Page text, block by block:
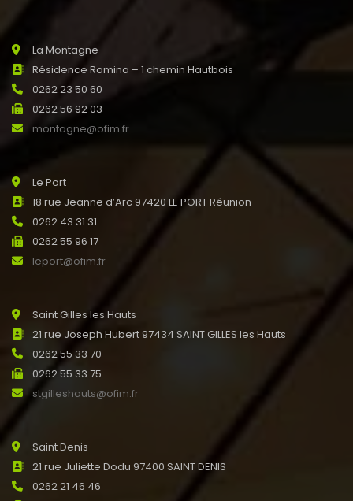
La Montagne
Résidence Romina – 1 chemin Hautbois
0262 23 50 60
0262 56 92 03
montagne@ofim.fr
Le Port
18 rue Jeanne d’Arc 97420 LE PORT Réunion
0262 43 31 31
0262 55 96 17
leport@ofim.fr
Saint Gilles les Hauts
21 rue Joseph Hubert 97434 SAINT GILLES les Hauts
0262 55 33 70
0262 55 33 75
stgilleshauts@ofim.fr
Saint Denis
21 rue Juliette Dodu 97400 SAINT DENIS
0262 21 46 46